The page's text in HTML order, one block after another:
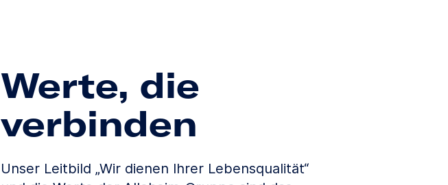
Werte, die
verbinden
Unser Leitbild „Wir dienen Ihrer Lebensqualität“